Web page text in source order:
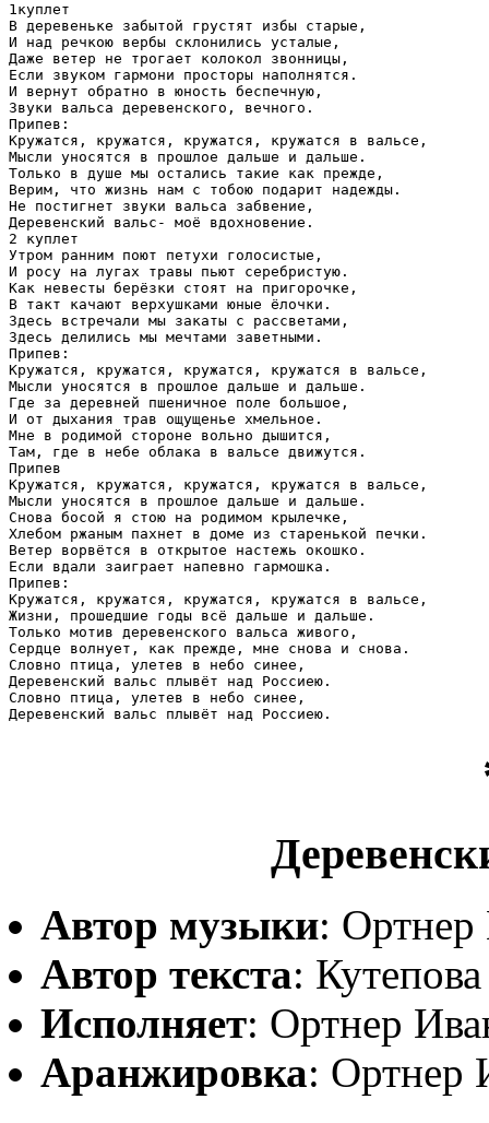
1куплет
В деревеньке забытой грустят избы старые,
И над речкою вербы склонились усталые,
Даже ветер не трогает колокол звонницы,
Если звуком гармони просторы наполнятся.
И вернут обратно в юность беспечную,
Звуки вальса деревенского, вечного.
Припев:
Кружатся, кружатся, кружатся, кружатся в вальсе,
Мысли уносятся в прошлое дальше и дальше.
Только в душе мы остались такие как прежде,
Верим, что жизнь нам с тобою подарит надежды.
Не постигнет звуки вальса забвение,
Деревенский вальс- моё вдохновение.
2 куплет
Утром ранним поют петухи голосистые,
И росу на лугах травы пьют серебристую.
Как невесты берёзки стоят на пригорочке,
В такт качают верхушками юные ёлочки.
Здесь встречали мы закаты с рассветами,
Здесь делились мы мечтами заветными.
Припев:
Кружатся, кружатся, кружатся, кружатся в вальсе,
Мысли уносятся в прошлое дальше и дальше.
Где за деревней пшеничное поле большое,
И от дыхания трав ощущенье хмельное.
Мне в родимой стороне вольно дышится,
Там, где в небе облака в вальсе движутся.
Припев
Кружатся, кружатся, кружатся, кружатся в вальсе,
Мысли уносятся в прошлое дальше и дальше.
Снова босой я стою на родимом крылечке,
Хлебом ржаным пахнет в доме из старенькой печки.
Ветер ворвётся в открытое настежь окошко.
Если вдали заиграет напевно гармошка.
Припев:
Кружатся, кружатся, кружатся, кружатся в вальсе,
Жизни, прошедшие годы всё дальше и дальше.
Только мотив деревенского вальса живого,
Сердце волнует, как прежде, мне снова и снова.
Словно птица, улетев в небо синее,
Деревенский вальс плывёт над Россиею.
Словно птица, улетев в небо синее,
Автор музыки: Ортнер
Автор текста:
Исполняет: Ортнер
Аранжировка: Ортнер